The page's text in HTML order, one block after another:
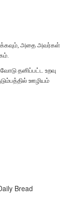
அதை அவர்கள்
தனிப்பட்ட உறவு
ஊழியம்
Bread